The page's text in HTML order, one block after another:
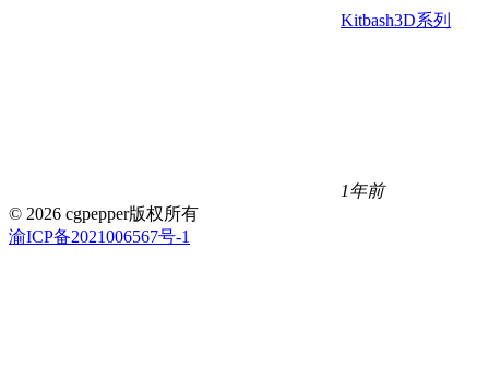
Kitbash3D系列
1年前
© 2026 cgpepper版权所有
渝ICP备2021006567号-1